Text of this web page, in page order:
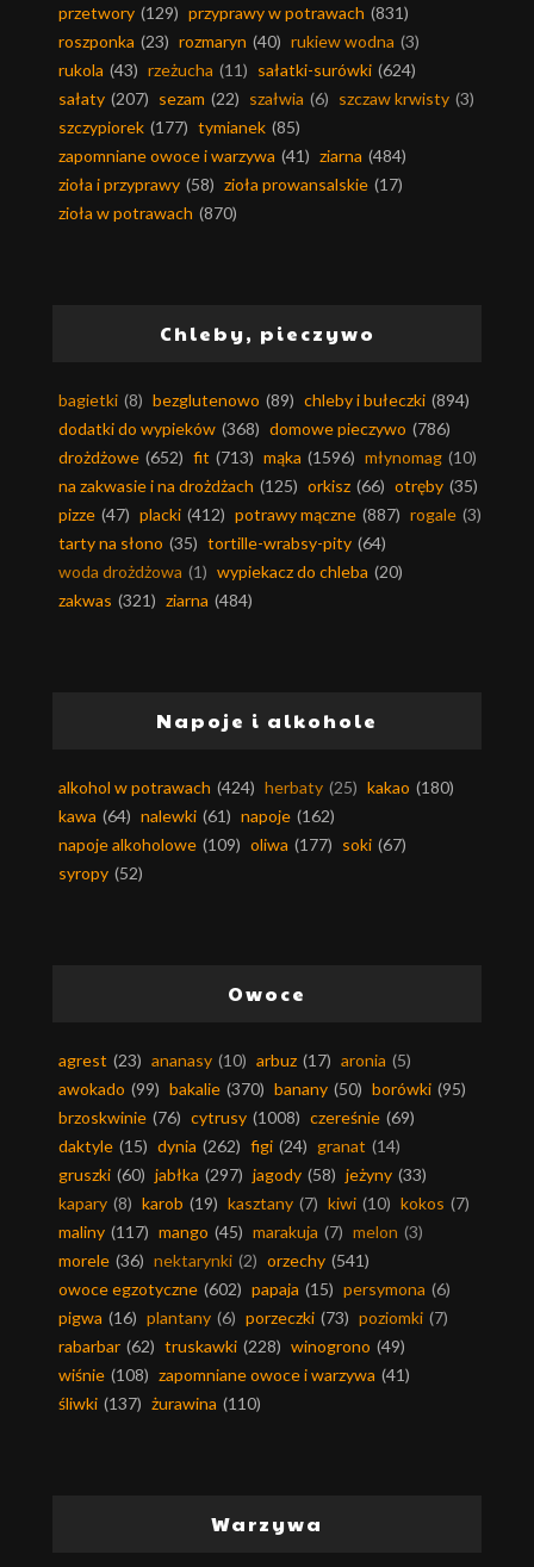
przetwory (129) przyprawy w potrawach (831)
roszponka (23) rozmaryn (40) rukiew wodna (3)
rukola (43) rzeżucha (11) sałatki-surówki (624)
sałaty (207) sezam (22) szałwia (6) szczaw krwisty (3)
szczypiorek (177) tymianek (85)
zapomniane owoce i warzywa (41) ziarna (484)
zioła i przyprawy (58) zioła prowansalskie (17)
zioła w potrawach (870)
Chleby, pieczywo
bagietki (8) bezglutenowo (89) chleby i bułeczki (894)
dodatki do wypieków (368) domowe pieczywo (786)
drożdżowe (652) fit (713) mąka (1596) młynomag (10)
na zakwasie i na drożdżach (125) orkisz (66) otręby (35)
pizze (47) placki (412) potrawy mączne (887) rogale (3)
tarty na słono (35) tortille-wrabsy-pity (64)
woda drożdżowa (1) wypiekacz do chleba (20)
zakwas (321) ziarna (484)
Napoje i alkohole
alkohol w potrawach (424) herbaty (25) kakao (180)
kawa (64) nalewki (61) napoje (162)
napoje alkoholowe (109) oliwa (177) soki (67)
syropy (52)
Owoce
agrest (23) ananasy (10) arbuz (17) aronia (5)
awokado (99) bakalie (370) banany (50) borówki (95)
brzoskwinie (76) cytrusy (1008) czereśnie (69)
daktyle (15) dynia (262) figi (24) granat (14)
gruszki (60) jabłka (297) jagody (58) jeżyny (33)
kapary (8) karob (19) kasztany (7) kiwi (10) kokos (7)
maliny (117) mango (45) marakuja (7) melon (3)
morele (36) nektarynki (2) orzechy (541)
owoce egzotyczne (602) papaja (15) persymona (6)
pigwa (16) plantany (6) porzeczki (73) poziomki (7)
rabarbar (62) truskawki (228) winogrono (49)
wiśnie (108) zapomniane owoce i warzywa (41)
śliwki (137) żurawina (110)
Warzywa